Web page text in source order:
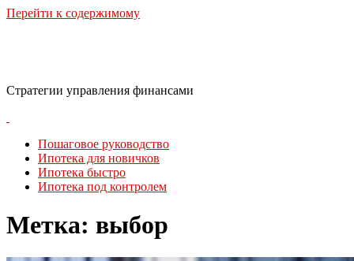
Перейти к содержимому
Стратегии управления финансами
Пошаговое руководство
Ипотека для новичков
Ипотека быстро
Ипотека под контролем
Метка: выбор